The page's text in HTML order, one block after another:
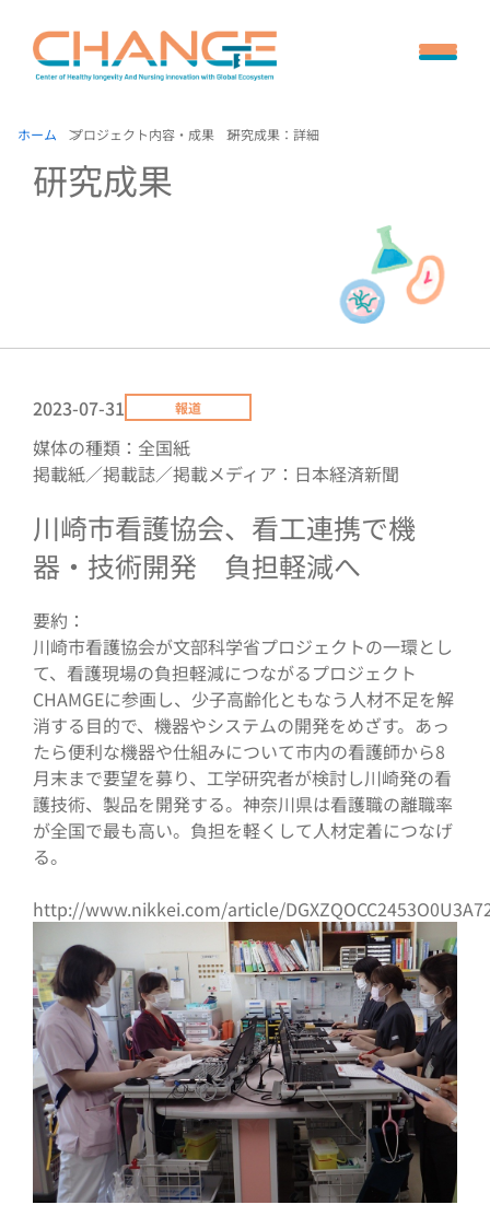
ホーム プロジェクト内容・成果 研究成果：詳細
研究成果
2023-07-31 報道
媒体の種類：全国紙
掲載紙／掲載誌／掲載メディア：日本経済新聞
川崎市看護協会、看工連携で機
器・技術開発 負担軽減へ
要約：
川崎市看護協会が文部科学省プロジェクトの一環とし
て、看護現場の負担軽減につながるプロジェクト
CHAMGEに参画し、少子高齢化ともなう人材不足を解
消する目的で、機器やシステムの開発をめざす。あっ
たら便利な機器や仕組みについて市内の看護師から8
月末まで要望を募り、工学研究者が検討し川崎発の看
護技術、製品を開発する。神奈川県は看護職の離職率
が全国で最も高い。負担を軽くして人材定着につなげ
る。
http://www.nikkei.com/article/